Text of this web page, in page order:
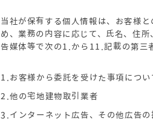
当社が保有する個人情報は、お客様
め、業務の内容に応じて、氏名、住
告媒体等で次の1.から11.記載の第三
1.お客様から委託を受けた事項につ
2.他の宅地建物取引業者
3.インターネット広告、その他広告